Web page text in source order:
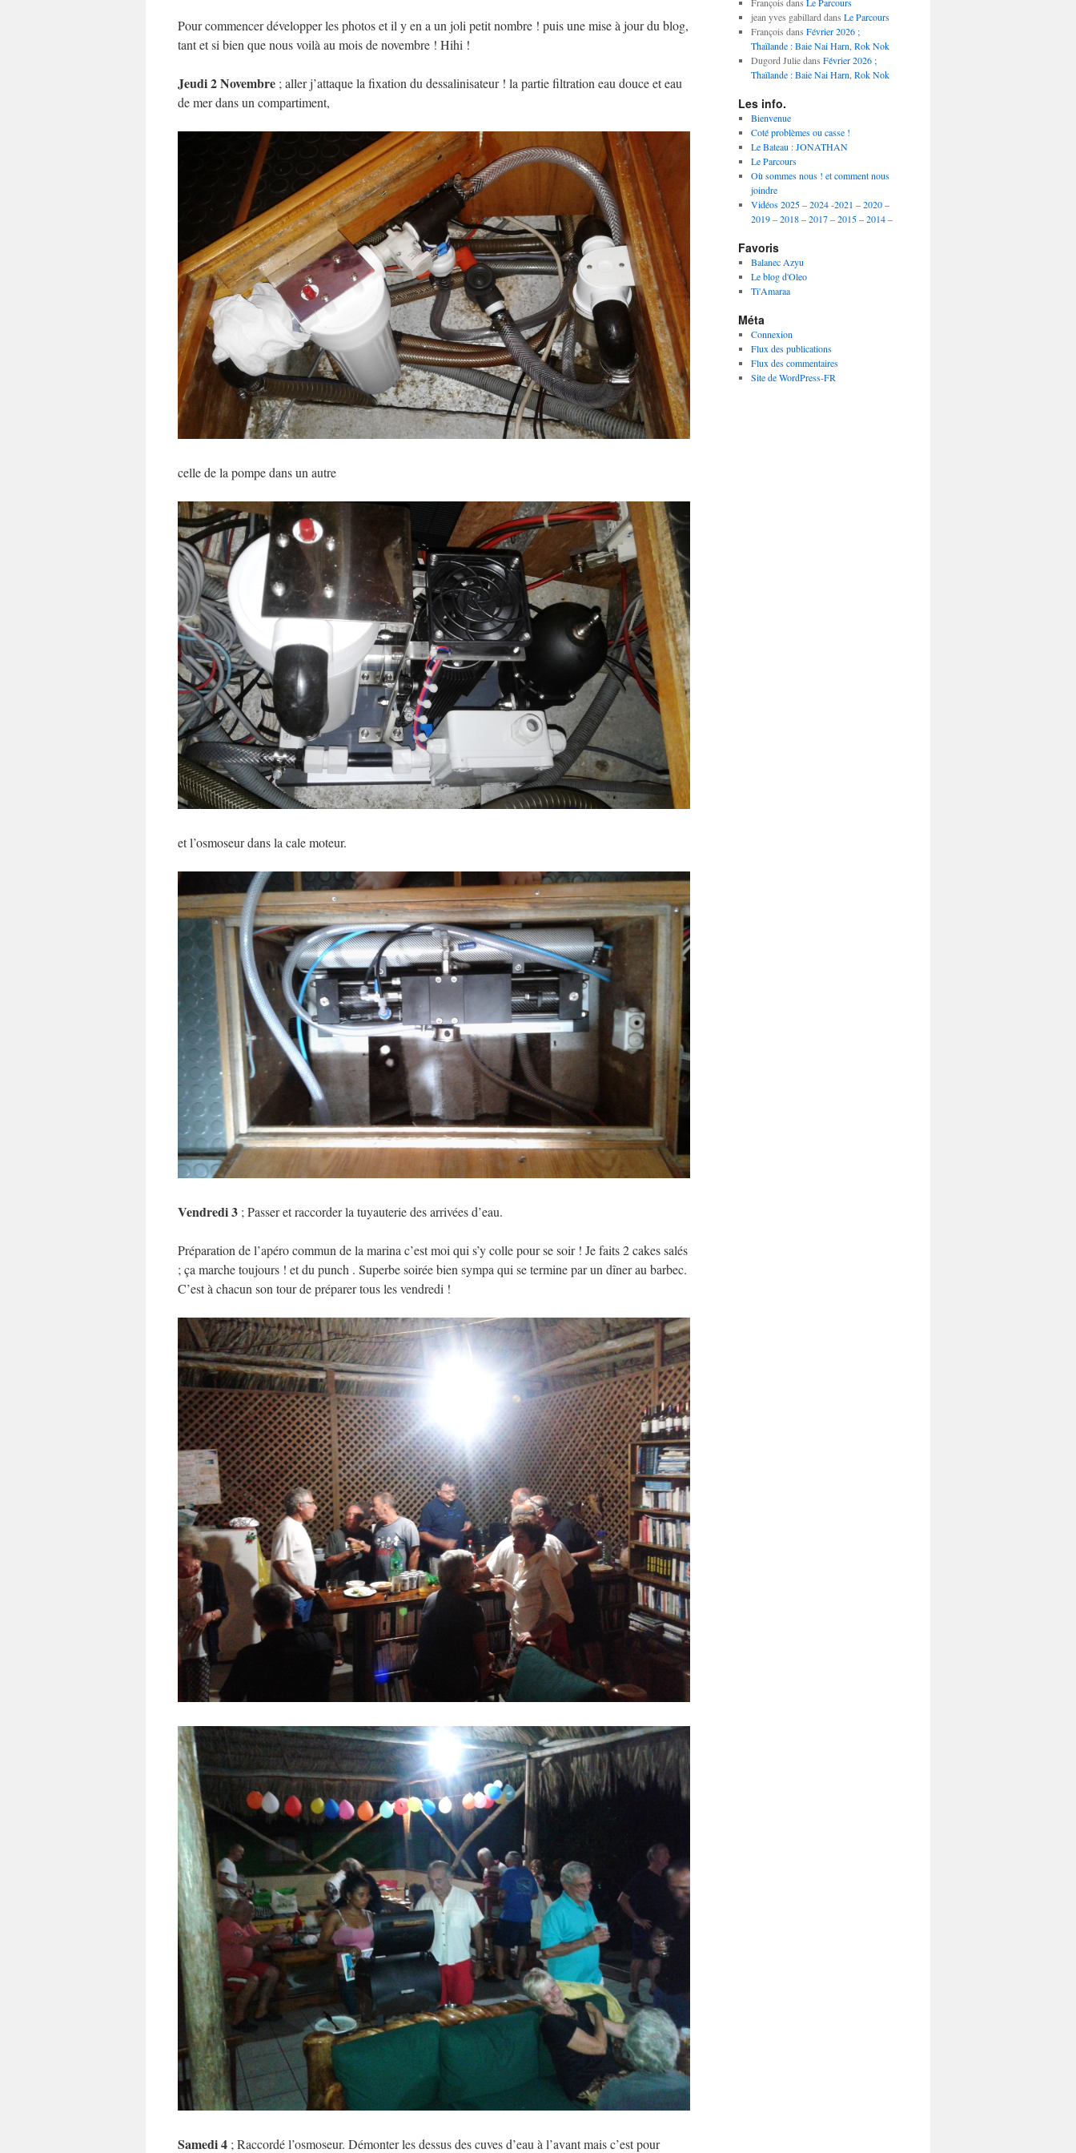
Pour commencer développer les photos et il y en a un joli petit nombre ! puis une mise à jour du blog,
tant et si bien que nous voilà au mois de novembre ! Hihi !
Jeudi 2 Novembre ; aller j’attaque la fixation du dessalinisateur ! la partie filtration eau douce et eau
de mer dans un compartiment,
celle de la pompe dans un autre
et l’osmoseur dans la cale moteur.
Vendredi 3 ; Passer et raccorder la tuyauterie des arrivées d’eau.
Préparation de l’apéro commun de la marina c’est moi qui s’y colle pour se soir ! Je faits 2 cakes salés
; ça marche toujours ! et du punch . Superbe soirée bien sympa qui se termine par un dîner au barbec.
C’est à chacun son tour de préparer tous les vendredi !
Samedi 4 ; Raccordé l’osmoseur. Démonter les dessus des cuves d’eau à l’avant mais c’est pour
jean yves gabillard dans Le Parcours
François dans Février 2026 ;
Thaïlande : Baie Nai Harn, Rok Nok
Dugord Juliedans Février 2026 ;
Thaïlande : Baie Nai Harn, Rok Nok
Les info.
Bienvenue
Coté problèmes ou casse !
Le Bateau : JONATHAN
Le Parcours
Où sommes nous ! et comment nous
joindre
Vidéos 2025 – 2024 -2021 – 2020 –
2019 – 2018 – 2017 – 2015 – 2014 –
Favoris
Balanec Azyu
Le blog d'Oleo
Ti'Amaraa
Méta
Connexion
Flux des publications
Flux des commentaires
Site de WordPress-FR